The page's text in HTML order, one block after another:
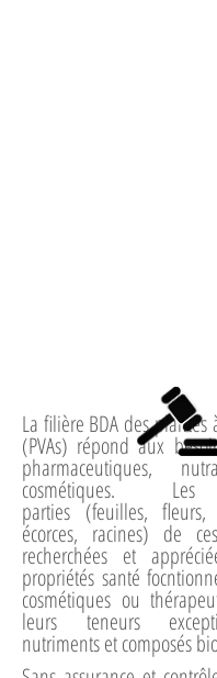
La filière BDA des plantes
(PVAs) répond aux
pharmaceutiques,
cosmétiques.
parties (feuilles, fleurs,
écorces, racines) de
recherchées et
propriétés santé
cosmétiques ou
leurs teneurs
nutriments et composés